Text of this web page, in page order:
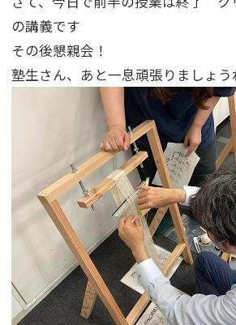
の講義です
その後懇親会！
塾生さん、あと一息頑張りましょう